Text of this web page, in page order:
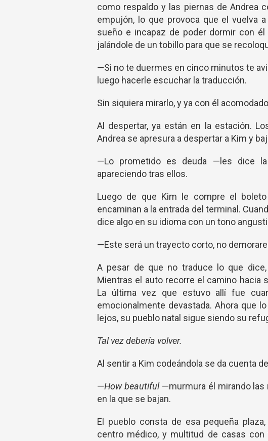
como respaldo y las piernas de Andrea
empujón, lo que provoca que el vuelva
sueño e incapaz de poder dormir con
jalándole de un tobillo para que se
—Si no te duermes en cinco minutos te
luego hacerle escuchar la traducción.
Sin siquiera mirarlo, y ya con él
Al despertar, ya están en la estación.
Andrea se apresura a despertar a Kim y
—Lo prometido es deuda —les dice
apareciendo tras ellos.
Luego de que Kim le compre el
encaminan a la entrada del terminal.
dice algo en su idioma con un tono
—Este será un trayecto corto, no
A pesar de que no traduce lo que
Mientras el auto recorre el camino hacia
La última vez que estuvo allí fue
emocionalmente devastada. Ahora que
lejos, su pueblo natal sigue siendo su
Tal vez debería volver.
Al sentir a Kim codeándola se da cuenta
—How beautiful—murmura él mirando las
en la que se bajan.
El pueblo consta de esa pequeña
centro médico, y multitud de casas